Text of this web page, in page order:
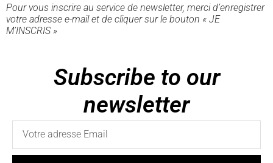
Pour vous inscrire au service de newsletter, merci d’enregistrer
votre adresse e-mail et de cliquer sur le bouton « JE
M’INSCRIS »
Subscribe to our
newsletter